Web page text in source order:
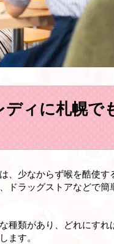
ディに札幌で
、少なからず喉を酷使
ドラッグストアなどで
種類があり、どれにす
ます。